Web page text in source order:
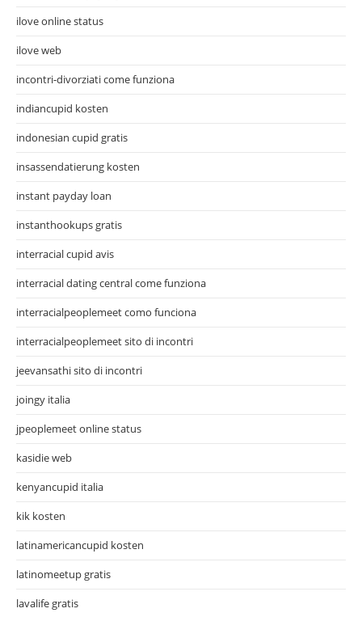
ilove online status
ilove web
incontri-divorziati come funziona
indiancupid kosten
indonesian cupid gratis
insassendatierung kosten
instant payday loan
instanthookups gratis
interracial cupid avis
interracial dating central come funziona
interracialpeoplemeet como funciona
interracialpeoplemeet sito di incontri
jeevansathi sito di incontri
joingy italia
jpeoplemeet online status
kasidie web
kenyancupid italia
kik kosten
latinamericancupid kosten
latinomeetup gratis
lavalife gratis